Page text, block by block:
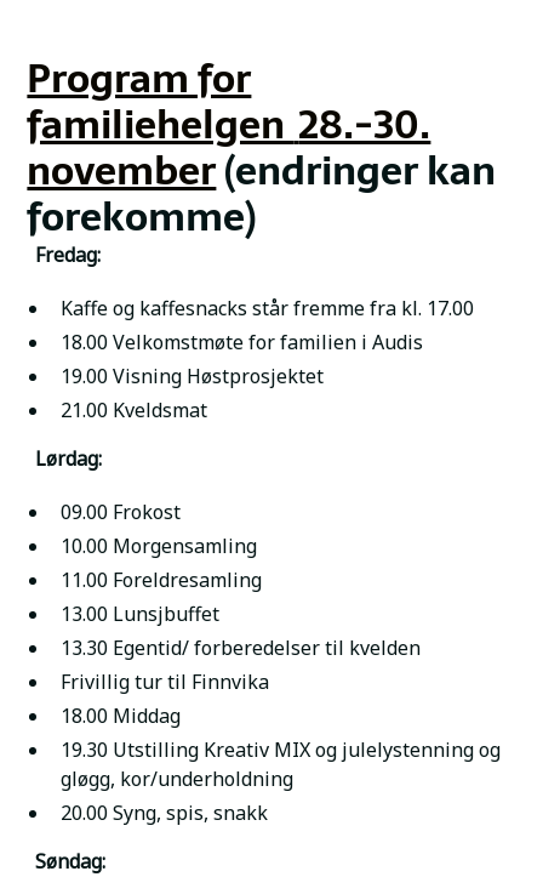
Program for
familiehelgen28.-30.
november(endringer kan
forekomme)
Fredag:
Kaffe og kaffesnacks står fremme fra kl. 17.00
18.00 Velkomstmøte for familien i Audis
19.00 Visning Høstprosjektet
21.00 Kveldsmat
Lørdag:
09.00 Frokost
10.00 Morgensamling
11.00 Foreldresamling
13.00 Lunsjbuffet
13.30 Egentid/ forberedelser til kvelden
Frivillig tur til Finnvika
18.00 Middag
19.30 Utstilling Kreativ MIX og julelystenning og
gløgg, kor/underholdning
20.00 Syng, spis, snakk
Søndag: